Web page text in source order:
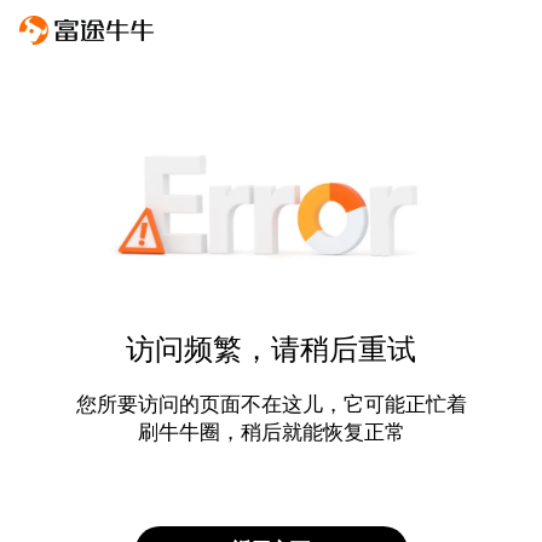
访问频繁，请稍后重试
您所要访问的页面不在这儿，它可能正忙着
刷牛牛圈，稍后就能恢复正常